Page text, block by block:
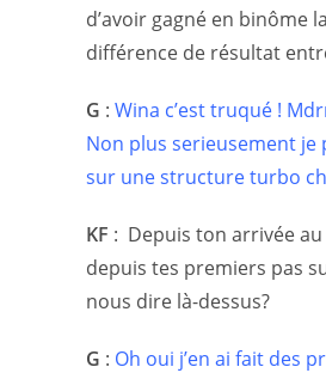
d’avoir gagné en binôme
différence de résultat
G : Wina c’est truqué !
Non plus serieusement je
sur une structure turbo
KF : Depuis ton arrivée
depuis tes premiers pas
nous dire là-dessus?
G : Oh oui j’en ai fait des